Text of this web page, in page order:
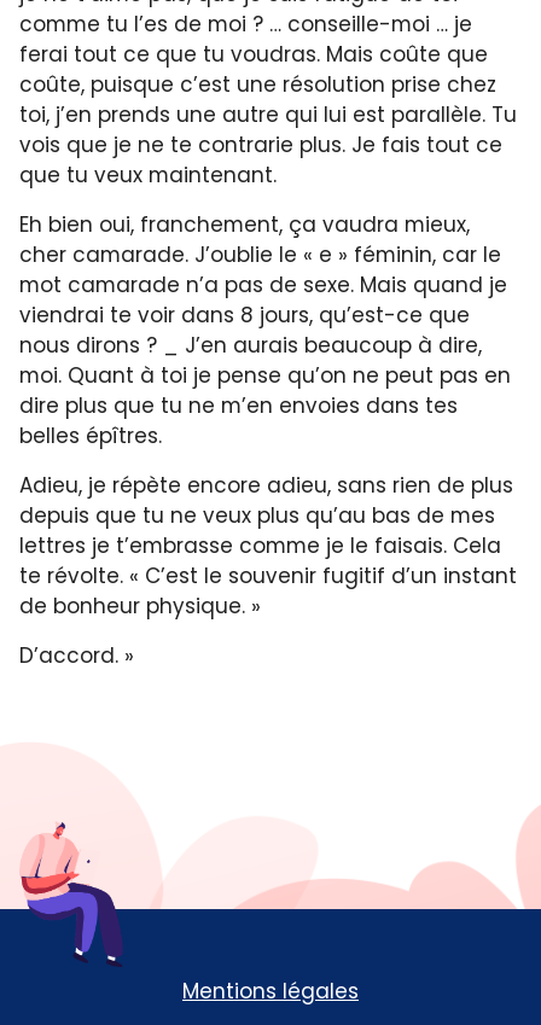
comme tu l’es de moi ? … conseille-moi … je
ferai tout ce que tu voudras. Mais coûte que
coûte, puisque c’est une résolution prise chez
toi, j’en prends une autre qui lui est parallèle. Tu
vois que je ne te contrarie plus. Je fais tout ce
que tu veux maintenant.
Eh bien oui, franchement, ça vaudra mieux,
cher camarade. J’oublie le « e » féminin, car le
mot camarade n’a pas de sexe. Mais quand je
viendrai te voir dans 8 jours, qu’est-ce que
nous dirons ? _ J’en aurais beaucoup à dire,
moi. Quant à toi je pense qu’on ne peut pas en
dire plus que tu ne m’en envoies dans tes
belles épîtres.
Adieu, je répète encore adieu, sans rien de plus
depuis que tu ne veux plus qu’au bas de mes
lettres je t’embrasse comme je le faisais. Cela
te révolte. « C’est le souvenir fugitif d’un instant
de bonheur physique. »
D’accord. »
Mentions légales